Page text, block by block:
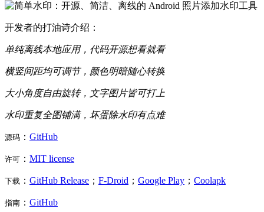
开发者的打油诗介绍：
单纯离线本地应用，代码开源想看就看
横竖间距均可调节，颜色明暗随心转换
大小角度自由旋转，文字图片皆可打上
水印重复全图铺满，坏蛋除水印有点难
源码 ： GitHub
许可 ： MIT license
下载 ： GitHub Release ； F-Droid ； Google Play ； Coolapk
指南 ： GitHub